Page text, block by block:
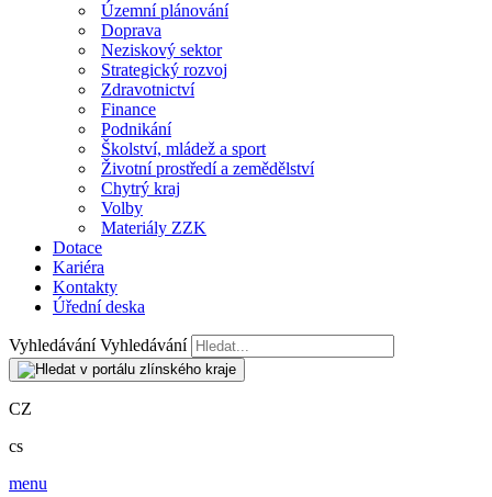
Územní plánování
Doprava
Neziskový sektor
Strategický rozvoj
Zdravotnictví
Finance
Podnikání
Školství, mládež a sport
Životní prostředí a zemědělství
Chytrý kraj
Volby
Materiály ZZK
Dotace
Kariéra
Kontakty
Úřední deska
Vyhledávání Vyhledávání
CZ
cs
menu